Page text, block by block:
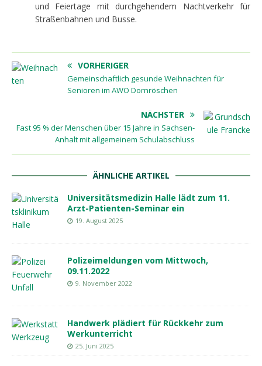
und Feiertage mit durchgehendem Nachtverkehr für
Straßenbahnen und Busse.
VORHERIGER
Gemeinschaftlich gesunde Weihnachten für
Senioren im AWO Dornröschen
NÄCHSTER
Fast 95 % der Menschen über 15 Jahre in Sachsen-
Anhalt mit allgemeinem Schulabschluss
ÄHNLICHE ARTIKEL
Universitätsmedizin Halle lädt zum 11.
Arzt-Patienten-Seminar ein
19. August 2025
Polizeimeldungen vom Mittwoch,
09.11.2022
9. November 2022
Handwerk plädiert für Rückkehr zum
Werkunterricht
25. Juni 2025